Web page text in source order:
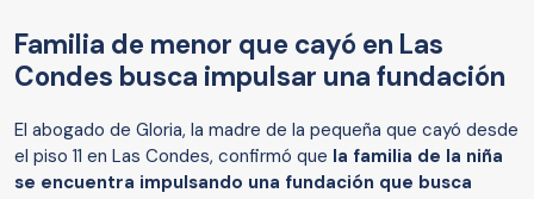
Familia de menor que cayó en Las
Condes busca impulsar una fundación
El abogado de Gloria, la madre de la pequeña que cayó desde
el piso 11 en Las Condes, confirmó que la familia de la niña
se encuentra impulsando una fundación que busca